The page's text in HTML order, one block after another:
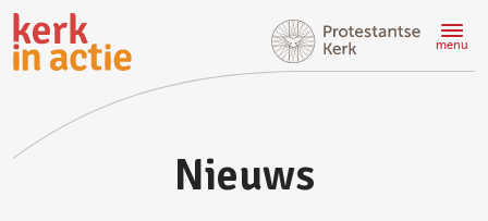
Doorgaan
naar
hoofdinhoud
menu
Nieuws